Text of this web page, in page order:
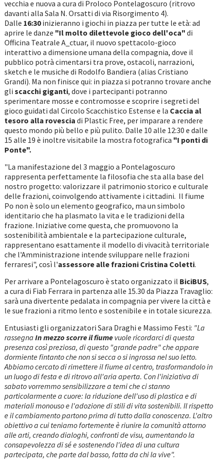
vecchia e nuova a cura di Proloco Pontelagoscuro (ritrovo
davanti alla Sala N. Orsatti di via Risorgimento 4).
Dalle 16:30inizieranno i giochi in piazza per tutte le età: ad
aprire le danze "Il molto dilettevole gioco dell'oca" di
Officina Teatrale A_ctuar, il nuovo spettacolo-gioco
interattivo a dimensione umana della compagnia, dove il
pubblico potrà cimentarsi tra prove, ostacoli, narrazioni,
sketch e le musiche di Rodolfo Bandiera (alias Cristiano
Grandi). Ma non finisce qui: in piazza si potranno trovare anche
gli scacchi giganti, dove i partecipanti potranno
sperimentare mosse e contromosse e scoprire i segreti del
gioco guidati dal Circolo Scacchistico Estense e la Caccia al
tesoro alla rovescia di Plastic Free, per imparare a rendere
questo mondo più bello e più pulito. Dalle 10 alle 12:30 e dalle
15 alle 19 è inoltre visitabile la mostra fotografica "I ponti di
Ponte".
"La manifestazione del 3 maggio a Pontelagoscuro
rappresenta perfettamente la filosofia che sta alla base del
nostro progetto: valorizzare il patrimonio storico e culturale
delle frazioni, coinvolgendo attivamente i cittadini. Il fiume
Po non è solo un elemento geografico, ma un simbolo
identitario che ha plasmato la vita e le tradizioni della
frazione. Iniziative come questa, che promuovono la
sostenibilità ambientale e la partecipazione culturale,
rappresentano esattamente il modello di vivacità territoriale
che l'Amministrazione intende sviluppare nelle frazioni
ferraresi", così l'assessore alle frazioni Cristina Coletti.
Per arrivare a Pontelagoscuro è stato organizzato il BiciBUS,
a cura di Fiab Ferrara in partenza alle 15.30 da Piazza Travaglio:
sarà una divertente pedalata in compagnia per vivere la città e
le sue frazioni a ritmo lento e sostenibile e in totale sicurezza.
Entusiasti gli organizzatori Sara Draghi e Massimo Festi: "La
rassegna In mezzo scorre il fiumevuole ricordarci di questa
presenza così preziosa, di questo "grande padre" che appare
dormiente fintanto che non si secca o si ingrossa nel suo letto.
Abbiamo cercato di rimettere il fiume al centro, trasformandolo in
un luogo di festa e di ritrovo all'aria aperta. Con l'iniziativa di
sabato vorremmo sensibilizzare a temi che ci stanno
particolarmente a cuore: la riduzione dell'uso di plastica e di
materiali monouso e l'adozione di stili di vita sostenibili. Il rispetto
e il cambiamento partono prima di tutto dalla conoscenza. L'altro
obiettivo a cui teniamo fortemente è riunire la comunità attorno
alle arti, creando dialoghi, confronti de visu, aumentando la
consapevolezza di sé e sostenendo l'idea di una cultura
partecipata, che parte dal basso, fatta da chi la vive".